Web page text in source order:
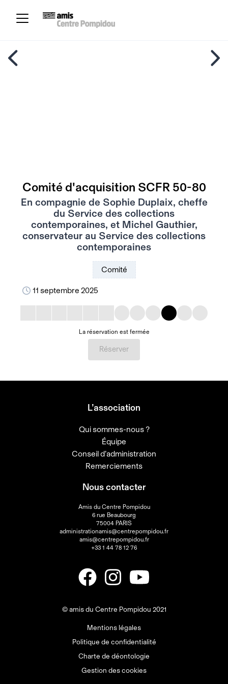
Comité d'acquisition SCFR 50-80
En compagnie de Sophie Duplaix, cheffe
du Service des collections
contemporaines, et Michel Gauthier,
conservateur au Service des collections
contemporaines
Comité
11 septembre 2025
La réservation est fermée
Réserver
L’association
Qui sommes-nous ?
Équipe
Conseil d’administration
Remerciements
Nous contacter
Amis du Centre Pompidou
6 rue Beaubourg
75004 PARIS
administrationamis@centrepompidou.fr
amis@centrepompidou.fr
+33 1 44 78 12 76
© amis du Centre Pompidou 2021
Mentions légales
Politique de confidentialité
Charte de déontologie
Gestion des cookies